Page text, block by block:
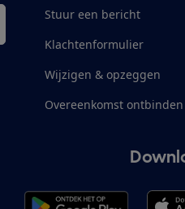
Stuur een bericht
Klachtenformulier
Wijzigen & opzeggen
Overeenkomst ontbinden